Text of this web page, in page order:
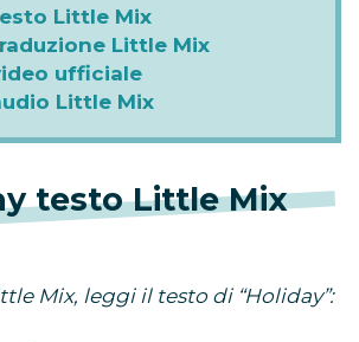
Little Mix
Little Mix
ufficiale
Little Mix
testo Little Mix
Mix, leggi il testo di “Holiday”: